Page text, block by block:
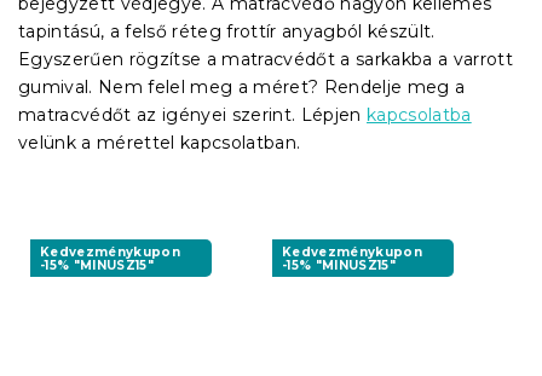
tapintású, a felső réteg frottír anyagból készült.
Egyszerűen rögzítse a matracvédőt a sarkakba a varrott
gumival. Nem felel meg a méret? Rendelje meg a
matracvédőt az igényei szerint. Lépjen kapcsolatba
velünk a mérettel kapcsolatban.
Kedvezménykupon
-15% "MINUSZ15"
Kedvezménykupon
-15% "MINUSZ15"